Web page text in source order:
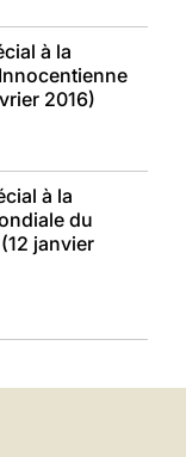
à la
2016)
à la
du
janvier